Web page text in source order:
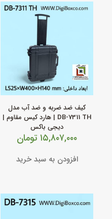
کیف ضد ضربه و ضد آب مدل
DB‑7311 TH | هارد کیس مقاوم |
دیجی باکس
۱۵,۸۰۷,۰۰۰ تومان
افزودن به سبد خرید